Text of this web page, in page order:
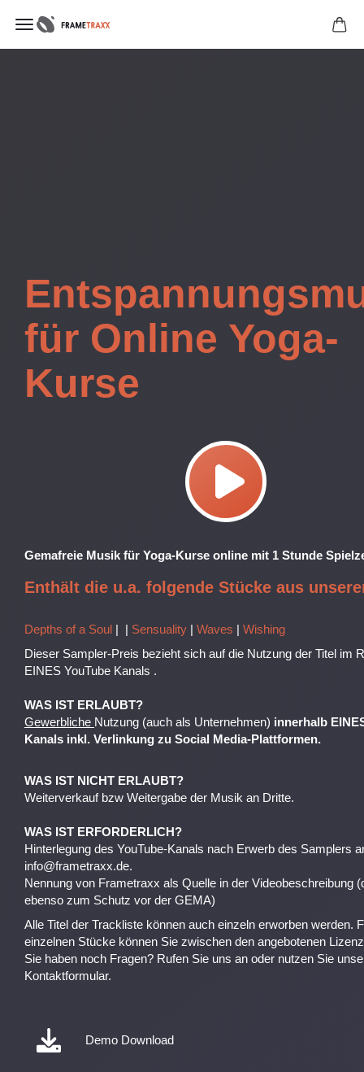
für Online Yoga-
Kurse
Gemafreie Musik für Yoga-Kurse online mit 1 Stunde
Enthält die u.a. folgende Stücke aus
Depths of a Soul | | Sensuality | Waves | Wishing
Dieser Sampler-Preis bezieht sich auf die Nutzung der Titel im
EINES YouTube Kanals .
WAS IST ERLAUBT?
Gewerbliche Nutzung (auch als Unternehmen) innerhalb
Kanals inkl. Verlinkung zu Social Media-Plattformen.
WAS IST NICHT ERLAUBT?
Weiterverkauf bzw Weitergabe der Musik an Dritte.
WAS IST ERFORDERLICH?
Hinterlegung des YouTube-Kanals nach Erwerb des Samplers
info@frametraxx.de.
Nennung von Frametraxx als Quelle in der Videobeschreibung
ebenso zum Schutz vor der GEMA)
Alle Titel der Trackliste können auch einzeln erworben werden.
einzelnen Stücke können Sie zwischen den angebotenen
Sie haben noch Fragen? Rufen Sie uns an oder nutzen Sie
Kontaktformular.
Demo Download